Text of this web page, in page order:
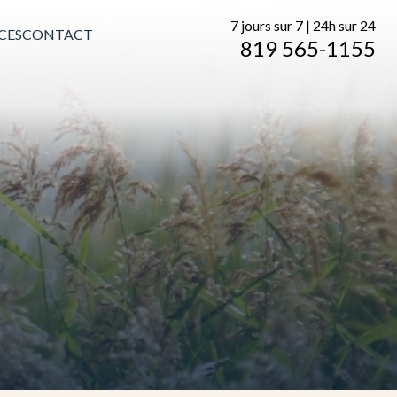
CONTACT
7 jours sur 7 | 24h sur 24
819 565-1155